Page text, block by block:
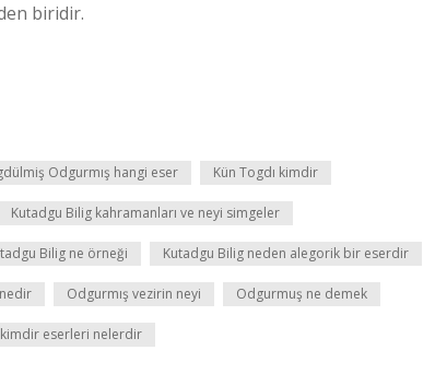
biridir.
Odgurmış hangi eser Kün Togdı kimdir
Kutadgu Bilig kahramanları ve neyi simgeler
Bilig ne örneği Kutadgu Bilig neden alegorik bir eserdir
Odgurmış vezirin neyi Odgurmuş ne demek
eserleri nelerdir